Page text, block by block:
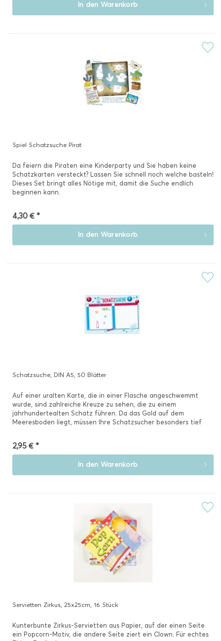
In den Warenkorb
Spiel Schatzsuche Pirat
Da feiern die Piraten eine Kinderparty und Sie haben keine
Schatzkarten versteckt? Lassen Sie schnell noch welche basteln!
Dieses Set bringt alles Nötige mit, damit die Suche endlich
beginnen kann.
4,30 € *
In den Warenkorb
Schatzsuche, DIN A5, 50 Blätter
Auf einer uralten Karte, die in einer Flasche angeschwemmt
wurde, sind zahlreiche Kreuze zu sehen, die zu einem
jahrhundertealten Schatz führen. Da das Gold auf dem
Meeresboden liegt, müssen Ihre Schatzsucher besonders tief
2,95 € *
In den Warenkorb
Servietten Zirkus, 25x25cm, 16 Stück
Kunterbunte Zirkus-Servietten aus Papier, auf der einen Seite
ein Popcorn-Motiv, die andere Seite ziert ein Clown. Für echtes